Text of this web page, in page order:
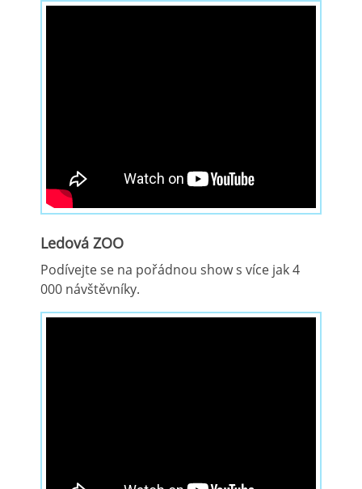
Ledová ZOO
Podívejte se na pořádnou show s více jak 4
000 návštěvníky.